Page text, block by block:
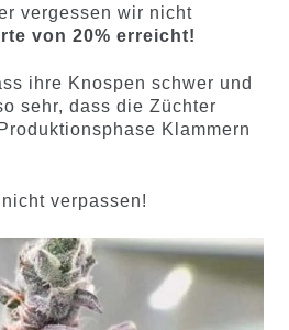
vergessen wir nicht
von 20% erreicht!
ihre Knospen schwer und
sehr, dass die Züchter
Klammern
verpassen!